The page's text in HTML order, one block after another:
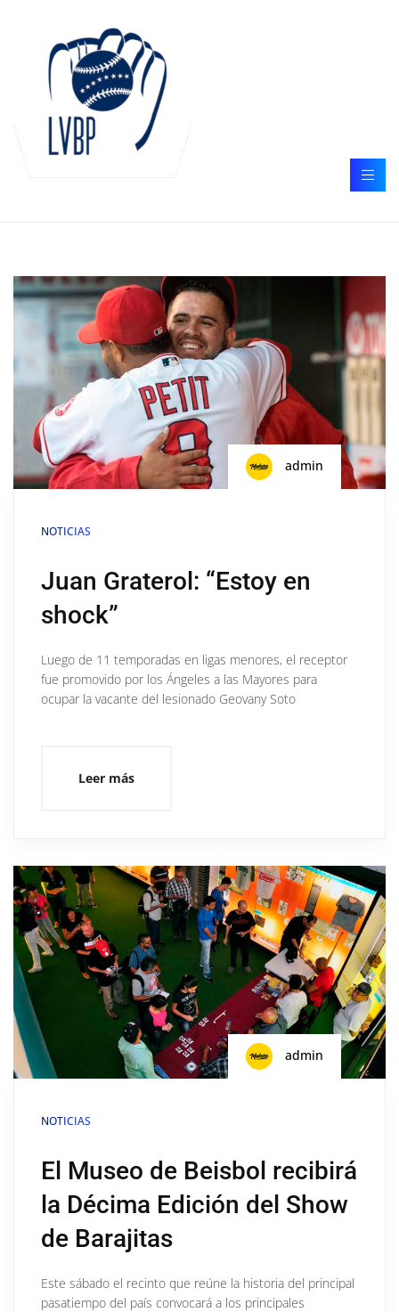
admin
NOTICIAS
Juan Graterol: “Estoy en
shock”
Luego de 11 temporadas en ligas menores, el receptor
fue promovido por los Ángeles a las Mayores para
ocupar la vacante del lesionado Geovany Soto
Leer más
admin
NOTICIAS
El Museo de Beisbol recibirá
la Décima Edición del Show
de Barajitas
Este sábado el recinto que reúne la historia del principal
pasatiempo del país convocará a los principales